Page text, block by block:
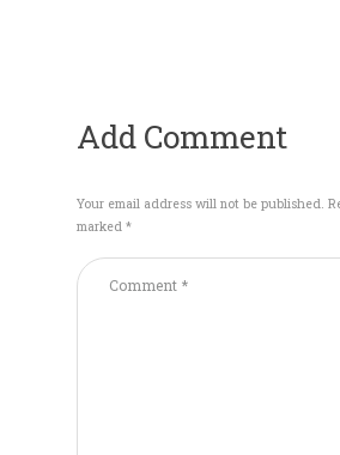
Add Comment
Your email address will not be published.
marked *